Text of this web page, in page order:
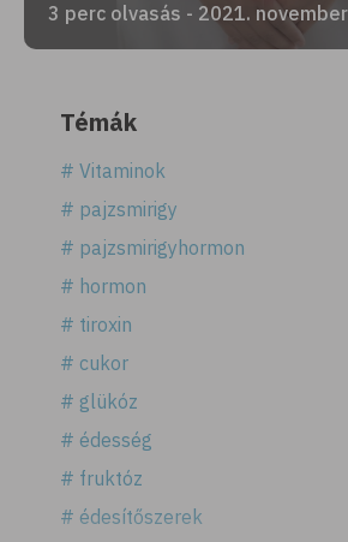
3 perc olvasás - 2021.
Témák
# Vitaminok
# pajzsmirigy
# pajzsmirigyhormon
# hormon
# tiroxin
# cukor
# glükóz
# édesség
# fruktóz
# édesítőszerek